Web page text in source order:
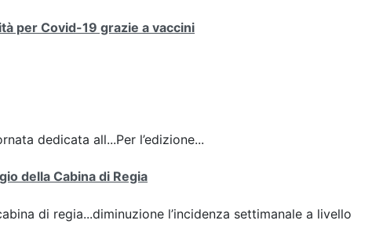
per Covid-19 grazie a vaccini
dedicata all...Per l’edizione...
della Cabina di Regia
di regia...diminuzione l’incidenza settimanale a livello